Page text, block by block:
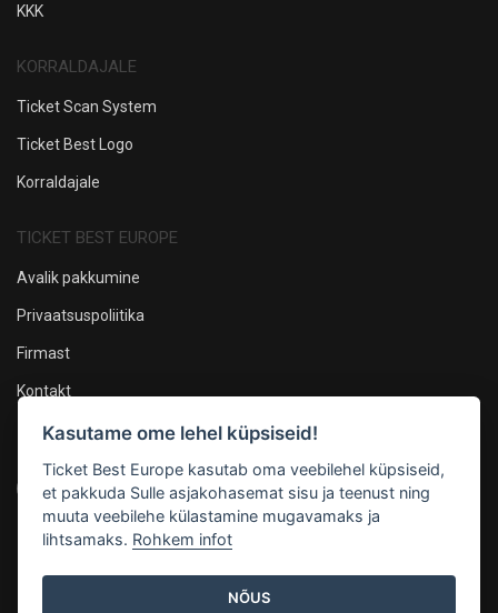
KKK
KORRALDAJALE
Ticket Scan System
Ticket Best Logo
Korraldajale
TICKET BEST EUROPE
Avalik pakkumine
Privaatsuspoliitika
Firmast
Kontakt
Oleme sotsiaalmeedias
Maksevõimalused
Kasutame ome lehel küpsiseid!
Ticket Best Europe kasutab oma veebilehel küpsiseid,
et pakkuda Sulle asjakohasemat sisu ja teenust ning
muuta veebilehe külastamine mugavamaks ja
lihtsamaks. Rohkem infot
NÕUS